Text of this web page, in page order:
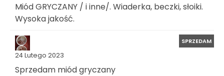
Miód GRYCZANY / i inne/. Wiaderka, beczki, słoiki.
Wysoka jakość.
24 Lutego 2023
SPRZEDAM
Sprzedam miód gryczany